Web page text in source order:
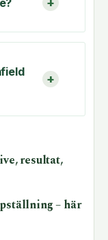
resultat,
– här